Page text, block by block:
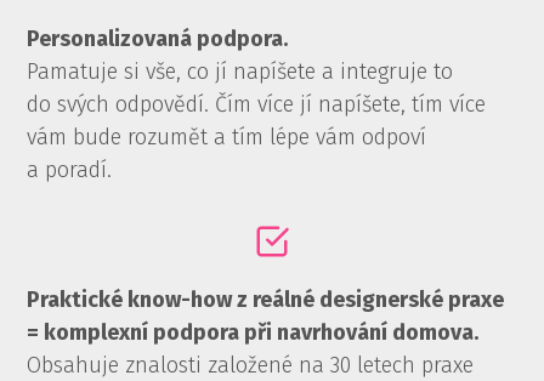
Personalizovaná podpora.
Pamatuje si vše, co jí napíšete a integruje to
do svých odpovědí. Čím více jí napíšete, tím více
vám bude rozumět a tím lépe vám odpoví
a poradí.
Praktické know-how z reálné designerské praxe
= komplexní podpora při navrhování domova.
Obsahuje znalosti založené na 30 letech praxe